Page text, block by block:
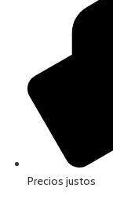
Precios justos